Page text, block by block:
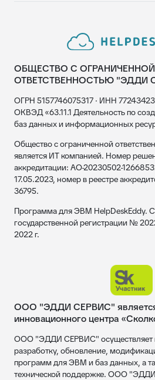
ОБЩЕСТВО С ОГРАНИЧЕННОЙ
ОТВЕТСТВЕННОСТЬЮ "ЭДДИ
ОГРН 5157746075317 · ИНН
ОКВЭД «63.11.1 Деятельность по
баз данных и информационных
Общество с ограниченной
является ИТ компанией. Номер
аккредитации: АО-20230502-
17.05.2023, номер в реестре
36795.
Программа для ЭВМ HelpDeskEddy.
государственной регистрации №
2022 г.
ООО "ЭДДИ СЕРВИС"
инновационного центра
ООО "ЭДДИ СЕРВИС" осуществляет
разработку, обновление,
программ для ЭВМ и баз данных, а
технической поддержке. ООО